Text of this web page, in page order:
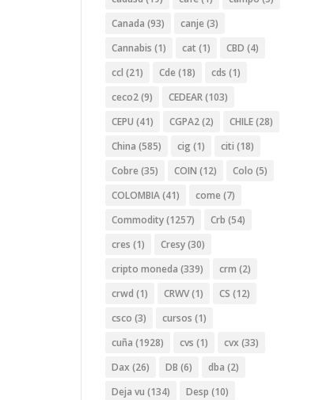
Canada (93) canje (3)
Cannabis (1) cat (1) CBD (4)
ccl (21) Cde (18) cds (1)
ceco2(9) CEDEAR(103)
CEPU (41) CGPA2(2) CHILE(28)
China (585) cig (1) citi (18)
Cobre (35) COIN (12) Colo (5)
COLOMBIA(41) come (7)
Commodity(1257) Crb (54)
cres (1) Cresy(30)
cripto moneda (339) crm (2)
crwd (1) CRWV(1) CS (12)
csco (3) cursos (1)
cuña (1928) cvs (1) cvx (33)
Dax (26) DB (6) dba (2)
Deja vu (134) Desp (10)